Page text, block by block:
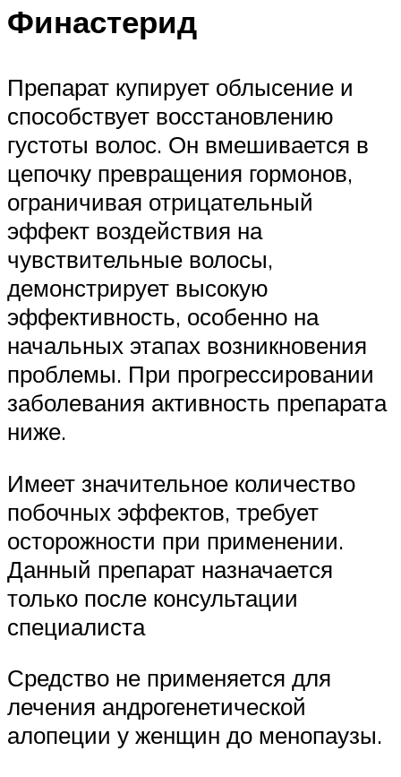
Финастерид
Препарат купирует облысение и
способствует восстановлению
густоты волос. Он вмешивается в
цепочку превращения гормонов,
ограничивая отрицательный
эффект воздействия на
чувствительные волосы,
демонстрирует высокую
эффективность, особенно на
начальных этапах возникновения
проблемы. При прогрессировании
заболевания активность препарата
ниже.
Имеет значительное количество
побочных эффектов, требует
осторожности при применении.
Данный препарат назначается
только после консультации
специалиста
Средство не применяется для
лечения андрогенетической
алопеции у женщин до менопаузы.